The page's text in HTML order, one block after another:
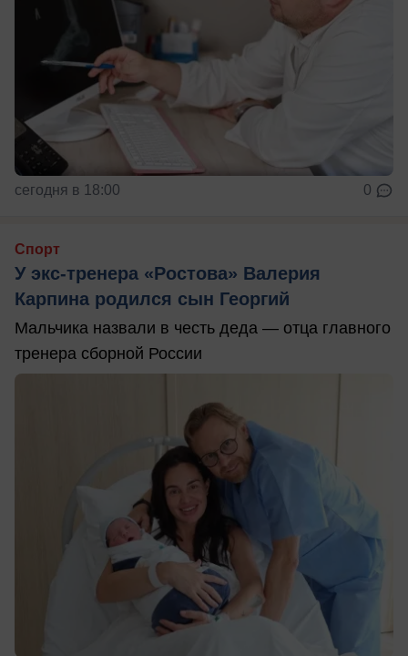
сегодня в 18:00 0
Спорт
У экс-тренера «Ростова» Валерия
Карпина родился сын Георгий
Мальчика назвали в честь деда — отца главного
тренера сборной России